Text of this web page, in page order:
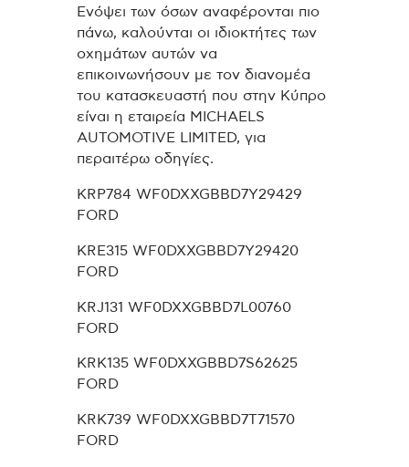
Ενόψει των όσων αναφέρονται πιο
πάνω, καλούνται οι ιδιοκτήτες των
οχημάτων αυτών να
επικοινωνήσουν με τον διανομέα
του κατασκευαστή που στην Κύπρο
είναι η εταιρεία MICHAELS
AUTOMOTIVE LIMITED, για
περαιτέρω οδηγίες.
KRP784 WF0DXXGBBD7Y29429
FORD
KRE315 WF0DXXGBBD7Y29420
FORD
KRJ131 WF0DXXGBBD7L00760
FORD
KRK135 WF0DXXGBBD7S62625
FORD
KRK739 WF0DXXGBBD7T71570
FORD